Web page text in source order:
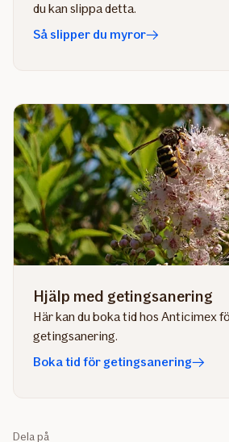
du kan slippa detta.
Så slipper du myror
Hjälp med getingsanering
Här kan du boka tid hos Anticimex
getingsanering.
Boka tid för getingsanering
Dela på